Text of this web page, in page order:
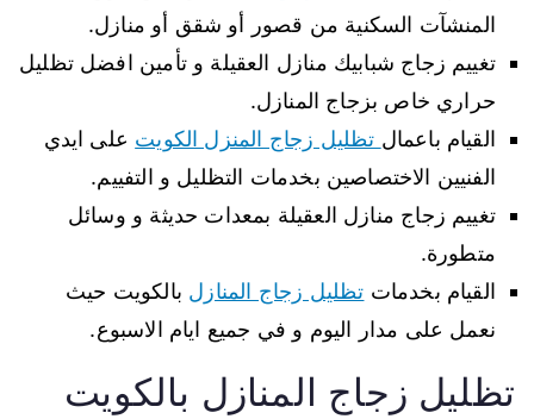
المنشآت السكنية من قصور أو شقق أو منازل.
تغييم زجاج شبابيك منازل العقيلة و تأمين افضل تظليل
حراري خاص بزجاج المنازل.
القيام باعمال تظليل زجاج المنزل الكويت على ايدي
الفنيين الاختصاصين بخدمات التظليل و التفييم.
تغييم زجاج منازل العقيلة بمعدات حديثة و وسائل
متطورة.
القيام بخدمات تظليل زجاج المنازل بالكويت حيث
نعمل على مدار اليوم و في جميع ايام الاسبوع.
تظليل زجاج المنازل بالكويت